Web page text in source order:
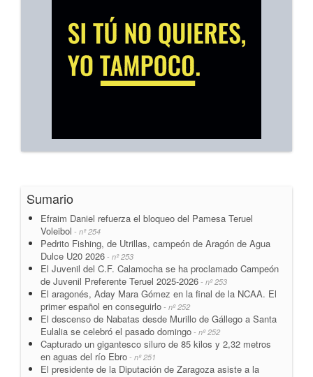
Sumario
Efraim Daniel refuerza el bloqueo del Pamesa Teruel
Voleibol - nº 254
Pedrito Fishing, de Utrillas, campeón de Aragón de Agua
Dulce U20 2026 - nº 253
El Juvenil del C.F. Calamocha se ha proclamado Campeón
de Juvenil Preferente Teruel 2025-2026 - nº 253
El aragonés, Aday Mara Gómez en la final de la NCAA. El
primer español en conseguirlo - nº 252
El descenso de Nabatas desde Murillo de Gállego a Santa
Eulalia se celebró el pasado domingo - nº 252
Capturado un gigantesco siluro de 85 kilos y 2,32 metros
en aguas del río Ebro - nº 251
El presidente de la Diputación de Zaragoza asiste a la